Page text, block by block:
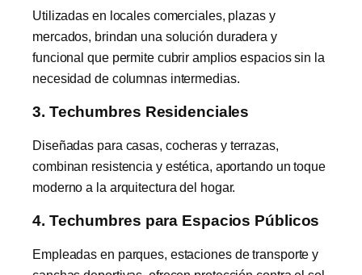
Utilizadas en locales comerciales, plazas y
mercados, brindan una solución duradera y
funcional que permite cubrir amplios espacios sin la
necesidad de columnas intermedias.
3. Techumbres Residenciales
Diseñadas para casas, cocheras y terrazas,
combinan resistencia y estética, aportando un toque
moderno a la arquitectura del hogar.
4. Techumbres para Espacios Públicos
Empleadas en parques, estaciones de transporte y